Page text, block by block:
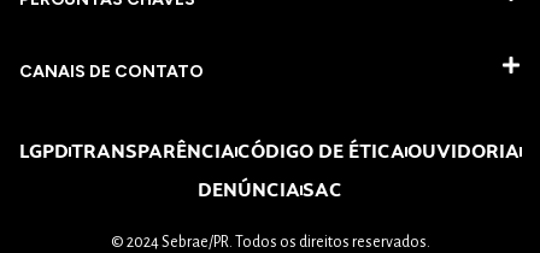
CANAIS DE CONTATO
LGPDTRANSPARÊNCIACÓDIGO DE ÉTICAOUVIDORIA
DENÚNCIASAC
© 2024 Sebrae/PR. Todos os direitos reservados.